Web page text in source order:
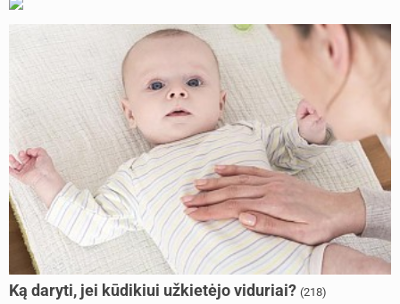
Ką daryti, jei kūdikiui užkietėjo viduriai? (218)